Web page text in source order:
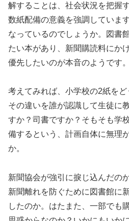
解することは、社会状況を把握
数紙配備の意義を強調していま
なっているのでしょうか。図書
たい本があり、新聞購読料にか
優先したいのが本音のようです。
考えてみれば、小学校の2紙を
その違いを誰が認識して生徒に
すか？司書ですか？そもそも学
備するという、計画自体に無理
か。
新聞協会が強引に捩じ込んだの
新聞離れを防ぐために図書館に
したのか。はたまた、一部でも